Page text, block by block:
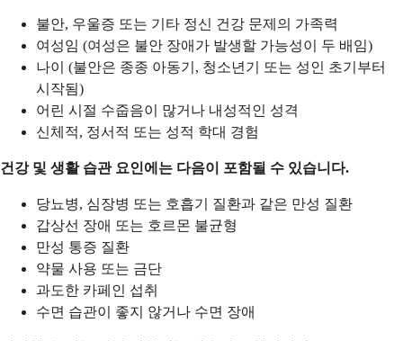
불안, 우울증 또는 기타 정신 건강 문제의 가족력
여성임 (여성은 불안 장애가 발생할 가능성이 두 배임)
나이 (불안은 종종 아동기, 청소년기 또는 성인 초기부터
시작됨)
어린 시절 수줍음이 많거나 내성적인 성격
신체적, 정서적 또는 성적 학대 경험
건강 및 생활 습관 요인에는 다음이 포함될 수 있습니다.
당뇨병, 심장병 또는 호흡기 질환과 같은 만성 질환
갑상선 장애 또는 호르몬 불균형
만성 통증 질환
약물 사용 또는 금단
과도한 카페인 섭취
수면 습관이 좋지 않거나 수면 장애